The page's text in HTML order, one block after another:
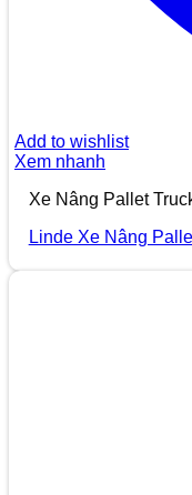
Add to wishlist
Xem nhanh
Xe Nâng Pallet
Linde Xe Nâng